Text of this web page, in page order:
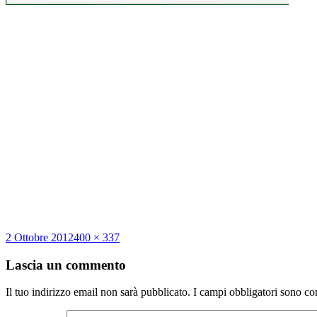
Scritto
2 Ottobre 2012Dimensione
400 × 337
Lascia un commento
Il tuo indirizzo email non sarà pubblicato. I campi obbligatori sono